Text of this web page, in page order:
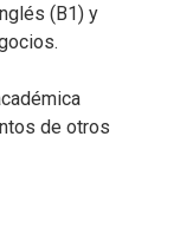
(B1) y
de otros